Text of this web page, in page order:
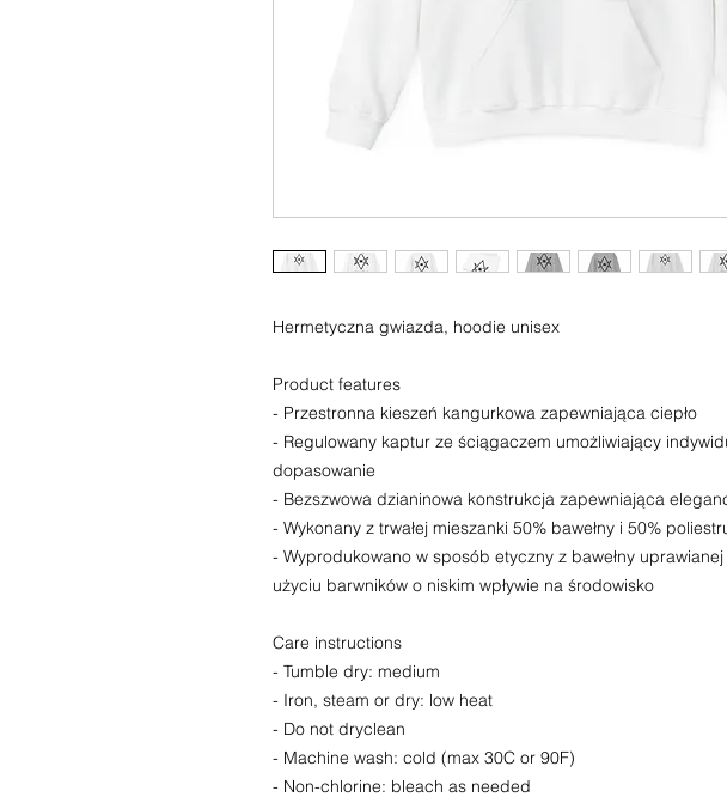
Hermetyczna gwiazda, hoodie unisex
Product features
- Przestronna kieszeń kangurkowa zapewniająca ciepło
- Regulowany kaptur ze ściągaczem umożliwiający
dopasowanie
- Bezszwowa dzianinowa konstrukcja zapewniająca
- Wykonany z trwałej mieszanki 50% bawełny i 50%
- Wyprodukowano w sposób etyczny z bawełny
użyciu barwników o niskim wpływie na środowisko
Care instructions
- Tumble dry: medium
- Iron, steam or dry: low heat
- Do not dryclean
- Machine wash: cold (max 30C or 90F)
- Non-chlorine: bleach as needed